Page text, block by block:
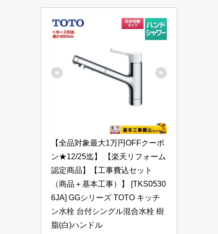
【全品対象最大1万円OFFクーポ
ン★12/25迄】 【楽天リフォーム
認定商品】【工事費込セット
（商品＋基本工事）】 [TKS0530
6JA] GGシリーズ TOTO キッチ
ン水栓 台付シングル混合水栓 樹
脂(白)ハンドル